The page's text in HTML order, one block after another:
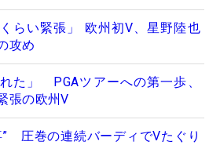
くらい緊張」 欧州初V、星野陸也
攻め
れた」 PGAツアーへの第一歩、
張の欧州V
” 圧巻の連続バーディでVたぐり